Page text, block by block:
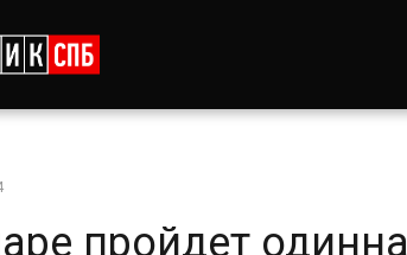
пройдет